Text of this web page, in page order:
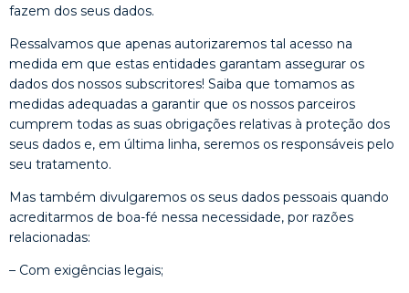
fazem dos seus dados.
Ressalvamos que apenas autorizaremos tal acesso na
medida em que estas entidades garantam assegurar os
dados dos nossos subscritores! Saiba que tomamos as
medidas adequadas a garantir que os nossos parceiros
cumprem todas as suas obrigações relativas à proteção dos
seus dados e, em última linha, seremos os responsáveis pelo
seu tratamento.
Mas também divulgaremos os seus dados pessoais quando
acreditarmos de boa-fé nessa necessidade, por razões
relacionadas:
– Com exigências legais;